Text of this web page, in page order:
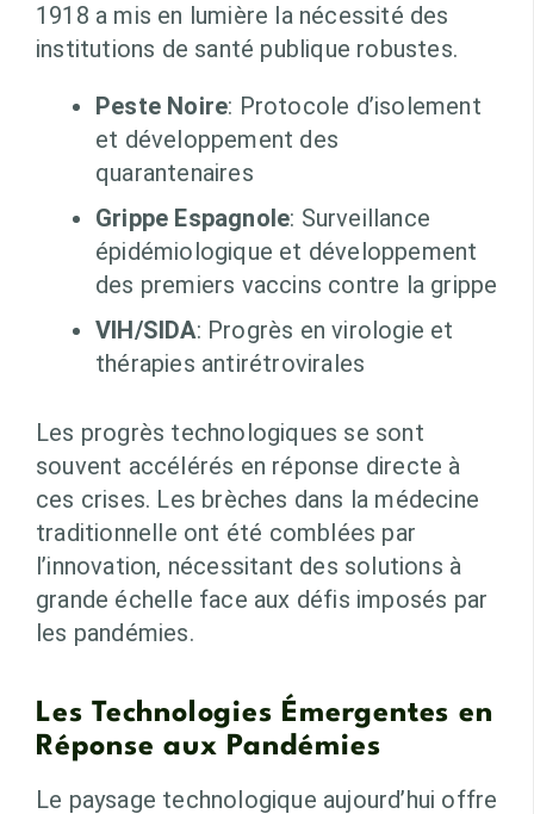
1918 a mis en lumière la nécessité des
institutions de santé publique robustes.
Peste Noire: Protocole d’isolement
et développement des
quarantenaires
Grippe Espagnole: Surveillance
épidémiologique et développement
des premiers vaccins contre la grippe
VIH/SIDA: Progrès en virologie et
thérapies antirétrovirales
Les progrès technologiques se sont
souvent accélérés en réponse directe à
ces crises. Les brèches dans la médecine
traditionnelle ont été comblées par
l’innovation, nécessitant des solutions à
grande échelle face aux défis imposés par
les pandémies.
Les Technologies Émergentes en
Réponse aux Pandémies
Le paysage technologique aujourd’hui offre